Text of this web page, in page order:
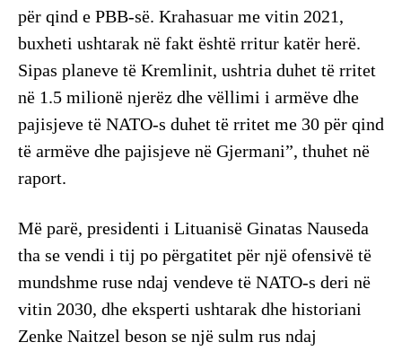
për qind e PBB-së. Krahasuar me vitin 2021,
buxheti ushtarak në fakt është rritur katër herë.
Sipas planeve të Kremlinit, ushtria duhet të rritet
në 1.5 milionë njerëz dhe vëllimi i armëve dhe
pajisjeve të NATO-s duhet të rritet me 30 për qind
të armëve dhe pajisjeve në Gjermani”, thuhet në
raport.
Më parë, presidenti i Lituanisë Ginatas Nauseda
tha se vendi i tij po përgatitet për një ofensivë të
mundshme ruse ndaj vendeve të NATO-s deri në
vitin 2030, dhe eksperti ushtarak dhe historiani
Zenke Naitzel beson se një sulm rus ndaj